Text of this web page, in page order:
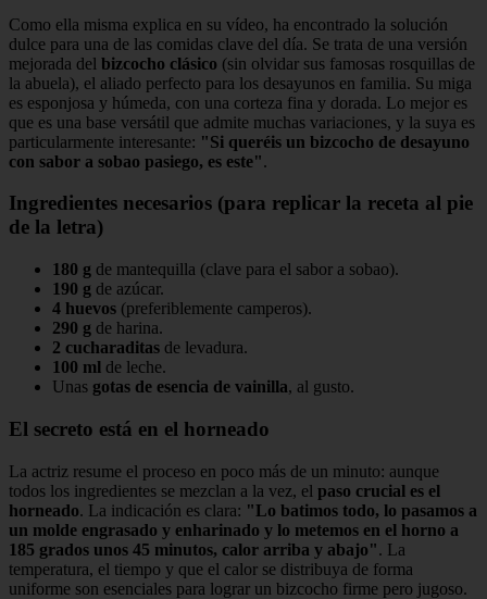
Como ella misma explica en su vídeo, ha encontrado la solución
dulce para una de las comidas clave del día. Se trata de una versión
mejorada del bizcocho clásico (sin olvidar sus famosas rosquillas de
la abuela), el aliado perfecto para los desayunos en familia. Su miga
es esponjosa y húmeda, con una corteza fina y dorada. Lo mejor es
que es una base versátil que admite muchas variaciones, y la suya es
particularmente interesante: "Si queréis un bizcocho de desayuno
con sabor a sobao pasiego, es este".
Ingredientes necesarios (para replicar la receta al pie
de la letra)
180 g de mantequilla (clave para el sabor a sobao).
190 g de azúcar.
4 huevos (preferiblemente camperos).
290 g de harina.
2 cucharaditas de levadura.
100 ml de leche.
Unas gotas de esencia de vainilla, al gusto.
El secreto está en el horneado
La actriz resume el proceso en poco más de un minuto: aunque
todos los ingredientes se mezclan a la vez, el paso crucial es el
horneado. La indicación es clara: "Lo batimos todo, lo pasamos a
un molde engrasado y enharinado y lo metemos en el horno a
185 grados unos 45 minutos, calor arriba y abajo". La
temperatura, el tiempo y que el calor se distribuya de forma
uniforme son esenciales para lograr un bizcocho firme pero jugoso.